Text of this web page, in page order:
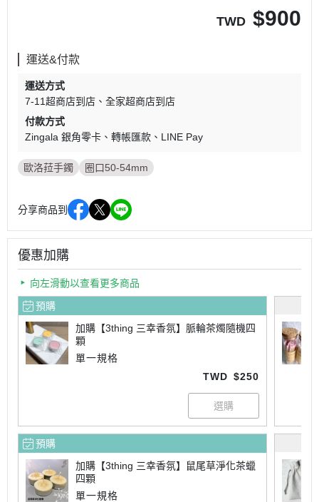
TWD $900
運送&付款
運送方式
7-11超商店到店
全家超商店到店
付款方式
Zingala 銀角零卡
轉帳匯款 LINE Pay
歐洛菈手鐲 圈口50-54mm
分享商品到
優惠加購
向左滑動以查看更多商品
預購
加購【3thing 三幸香氛】脈輪茶燭隨機四
顆
單一規格
TWD $250
預購
加購【3thing 三幸香氛】鼠尾草淨化茶蠟
四顆
單一規格